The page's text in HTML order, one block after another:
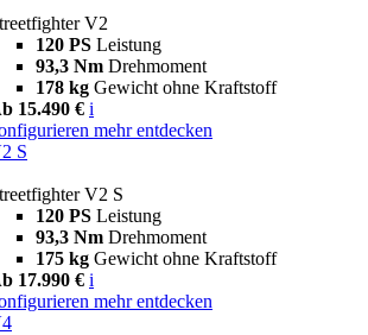
V2
120 PS Leistung
93,3 Nm Drehmoment
178 kg Gewicht ohne Kraftstoff
15.490 € i
mehr entdecken
S
V2 S
120 PS Leistung
93,3 Nm Drehmoment
175 kg Gewicht ohne Kraftstoff
17.990 € i
mehr entdecken